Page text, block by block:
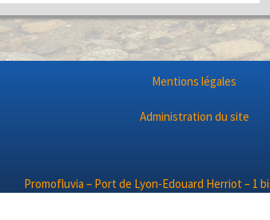
Mentions légales
Administration du site
Promofluvia – Port de Lyon-Edouard Herriot – 1